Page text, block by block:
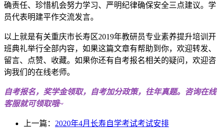
确责任、珍惜机会努力学习、严明纪律确保安全三点建议。学
员代表明建平作交流发言。
以上就是有关重庆市长寿区2019年教研员专业素养提升培训开
班典礼举行全部内容，如果这篇文章有帮助到你，欢迎转发、
留言、点赞、收藏。如果你还有自考报名相关的疑问，欢迎咨
询我们的在线老师。
自考报名，奖学金领取，自考加分政策，往年真题。咨询在线
客服就可领取哦~
上一篇： 2020年4月长寿自学考试考试安排